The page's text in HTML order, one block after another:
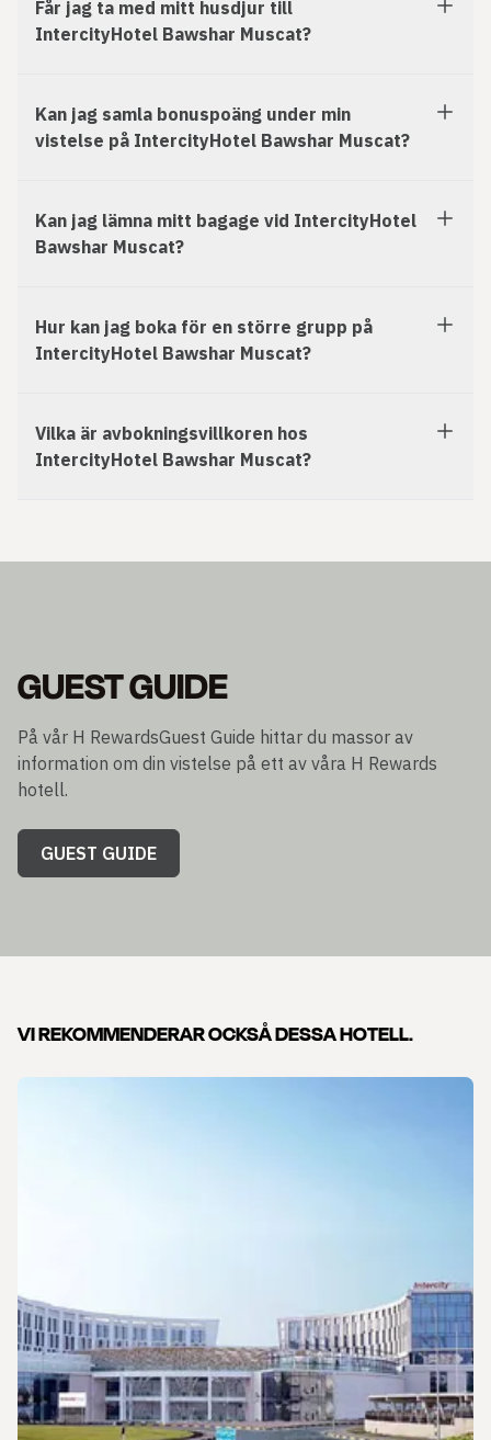
Får jag ta med mitt husdjur till
IntercityHotel Bawshar Muscat?
Kan jag samla bonuspoäng under min
vistelse på IntercityHotel Bawshar Muscat?
Kan jag lämna mitt bagage vid IntercityHotel
Bawshar Muscat?
Hur kan jag boka för en större grupp på
IntercityHotel Bawshar Muscat?
Vilka är avbokningsvillkoren hos
IntercityHotel Bawshar Muscat?
GUEST GUIDE
På vår H RewardsGuest Guide hittar du massor av
information om din vistelse på ett av våra H Rewards
hotell.
GUEST GUIDE
VI REKOMMENDERAR OCKSÅ DESSA HOTELL.